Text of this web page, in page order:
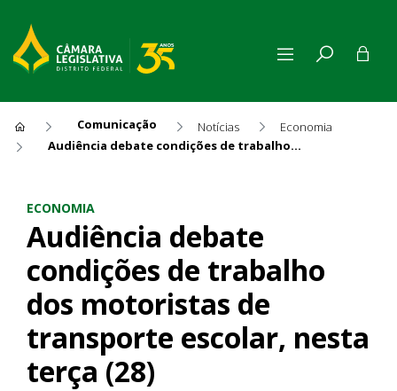
Comunicação Notícias
Economia
Audiência debate condições de trabalho dos motoristas de transporte escolar, nesta terça (28)
ECONOMIA
Audiência debate
condições de trabalho
dos motoristas de
transporte escolar, nesta
terça (28)